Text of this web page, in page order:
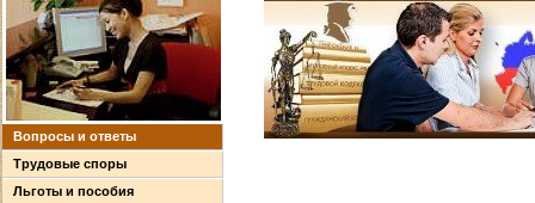
Вопросы и ответы
Трудовые споры
Льготы и пособия